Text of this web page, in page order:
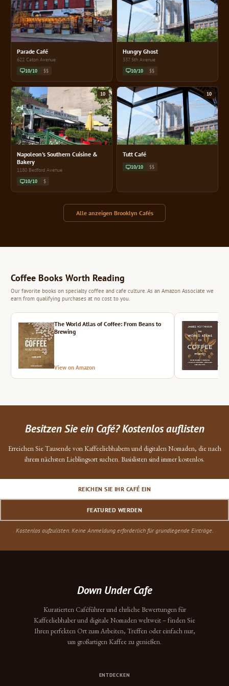
Parade Café
622 Caton Avenue
10/10 $$
Hungry Ghost
337 5th Avenue
10/10 $$
10
Napoleon's Southern Cuisine &
Bakery
1180 Bedford Avenue
10/10 $
10
Tutt Café
10/10 $$
Alle anzeigen Brooklyn Cafés
Coffee Books Worth Reading
Our favorite books on specialty coffee and cafe culture. As an Amazon Associate we
earn from qualifying purchases at no cost to you.
The World Atlas of Coffee: From Beans to
Brewing
View on Amazon
Besitzen Sie ein Café? Kostenlos auflisten
Erreichen Sie Tausende von Kaffeeliebhabern und digitalen Nomaden, die nach
ihrem nächsten Lieblingsort suchen. Basislisten sind immer kostenlos.
REICHEN SIE IHR CAFÉ EIN
FEATURED WERDEN
Kostenlos aufzulisten. Keine Anmeldung erforderlich für grundlegende Einträge.
Down Under Cafe
Kuratierten Caféführer und ehrliche Bewertungen für
Kaffeeliebhaber und digitale Nomaden weltweit – finden Sie
Ihren perfekten Ort zum Arbeiten, Treffen oder einfach nur,
um großartigen Kaffee zu genießen.
ENTDECKEN